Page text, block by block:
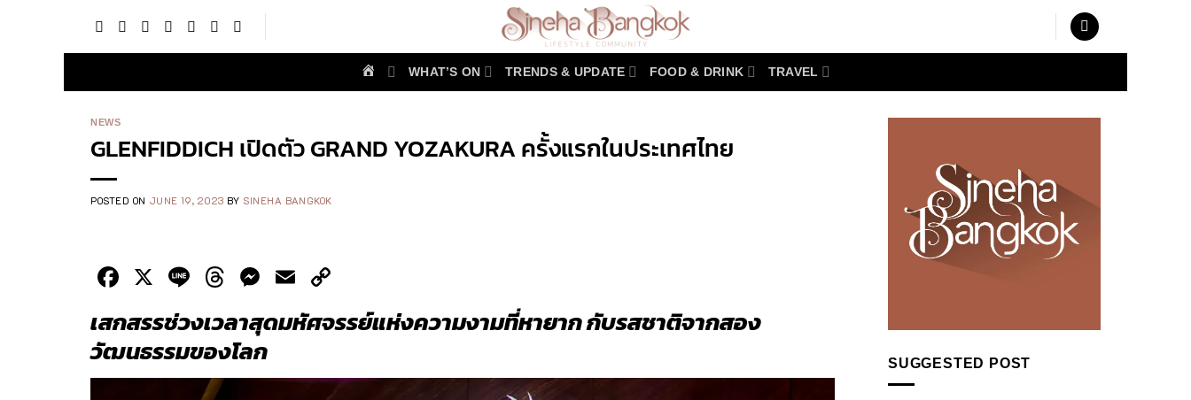
content
WHAT’S ON TRENDS & UPDATE FOOD & DRINK TRAVEL
NEWS
GLENFIDDICH เปิดตัว GRAND YOZAKURA ครั้งแรกในประเทศไทย
POSTED ON JUNE 19, 2023 BY SINEHA BANGKOK
Facebook
X LineThreads
Messenger
Email
Link
เสกสรรช่วงเวลาสุดมหัศจรรย์แห่งความงามที่หายาก กับรสชาติจากสอง
วัฒนธรรมของโลก
SUGGESTED POST